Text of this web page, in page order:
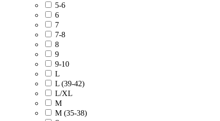
5-6
6
7
7-8
8
9
9-10
L
L (39-42)
L/XL
M
M (35-38)